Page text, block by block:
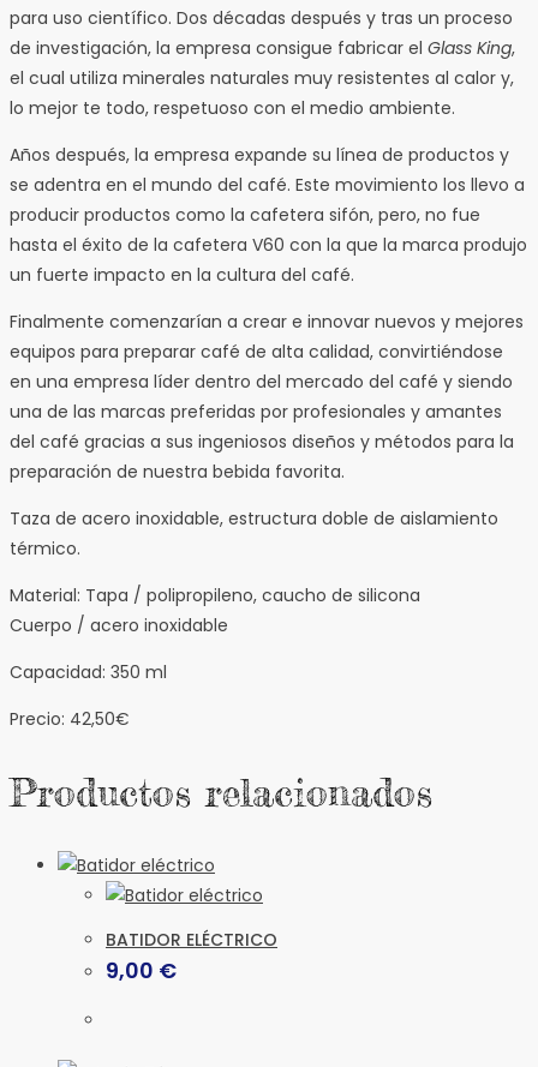
para uso científico. Dos décadas después y tras un proceso
de investigación, la empresa consigue fabricar el Glass King,
el cual utiliza minerales naturales muy resistentes al calor y,
lo mejor te todo, respetuoso con el medio ambiente.
Años después, la empresa expande su línea de productos y
se adentra en el mundo del café. Este movimiento los llevo a
producir productos como la cafetera sifón, pero, no fue
hasta el éxito de la cafetera V60 con la que la marca produjo
un fuerte impacto en la cultura del café.
Finalmente comenzarían a crear e innovar nuevos y mejores
equipos para preparar café de alta calidad, convirtiéndose
en una empresa líder dentro del mercado del café y siendo
una de las marcas preferidas por profesionales y amantes
del café gracias a sus ingeniosos diseños y métodos para la
preparación de nuestra bebida favorita.
Taza de acero inoxidable, estructura doble de aislamiento
térmico.
Material: Tapa / polipropileno, caucho de silicona
Cuerpo / acero inoxidable
Capacidad: 350 ml
Precio: 42,50€
Productos relacionados
BATIDOR ELÉCTRICO
9,00 €